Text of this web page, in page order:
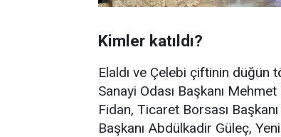
Kimler katıldı?
Elaldı ve Çelebi çiftinin düğün
Sanayi Odası Başkanı
Fidan, Ticaret Borsası
Başkanı Abdülkadir Güleç,